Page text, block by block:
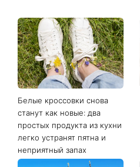
Белые кроссовки снова
станут как новые: два
простых продукта из кухни
легко устранят пятна и
неприятный запах